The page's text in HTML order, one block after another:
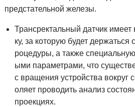
предстательной железы.
Трансректальный датчик
ку, за которую будет
роцедуры, а также
ыми параметрами, что
с вращения устройства вокруг
оляет проводить анализ
проекциях.